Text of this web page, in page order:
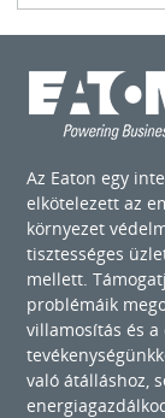
Az Eaton egy
elkötelezett az
környezet
tisztességes
mellett.
problémáik
villamosítás és
való átálláshoz,